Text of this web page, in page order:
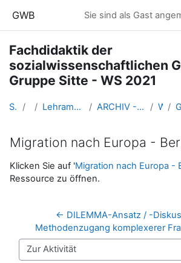
GWB Sie sind als Gast
Fachdidaktik der
sozialwissenschaftlichen
Gruppe Sitte - WS 2021
Startseite Kurse Lehramtsausbildung GW im Cluster Österreich Mitte ARCHIV - Lehrveranstaltungen am Standort Linz - seit 2016 WS 2021/22
Migration nach Europa -
Abschlussbedingungen
Klicken Sie auf 'Migration nach Europa -
Ressource zu öffnen.
← DILEMMA-Ansatz / -
Methodenzugang komplexerer
Zur Aktivität